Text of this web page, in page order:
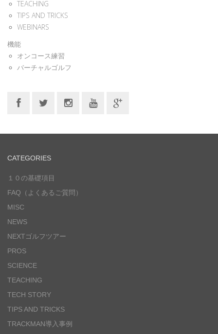
TEACHING
TIPS AND TRICKS
WEBINARS
機能
オンコース練習
バーチャルゴルフ
CATEGORIES
１０の基礎項目
FAQ（よくあるご質問）
MISC
NEWS
NEXTゴルフツアー
PROS
SCIENCE
TEACHING
TECH STORY
TIPS AND TRICKS
TRACKMAN導入事例